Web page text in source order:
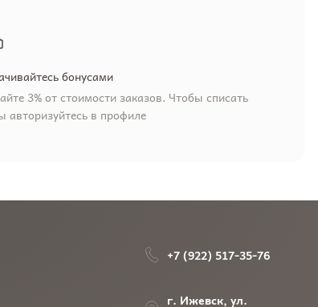
бонусами
3% от стоимости заказов. Чтобы списать
авторизуйтесь в профиле
+7 (922) 517-35-76
г. Ижевск, ул.